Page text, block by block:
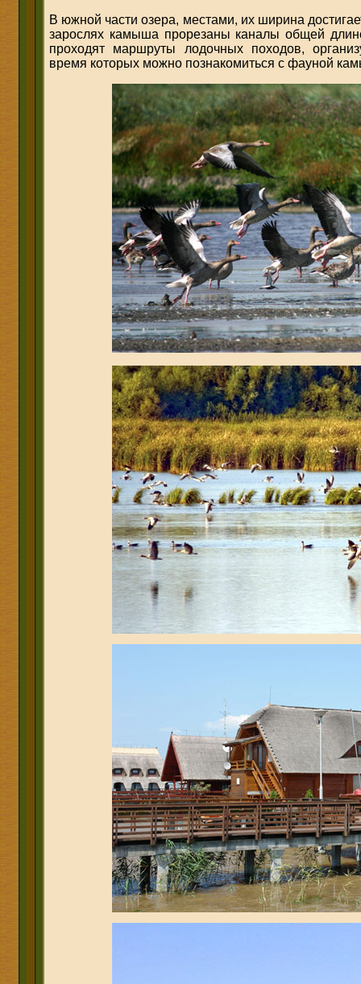
В южной части озера, местами, их ширина
зарослях камыша прорезаны каналы общей
проходят маршруты лодочных походов,
время которых можно познакомиться с фауной